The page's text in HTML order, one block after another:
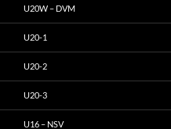
U20W – DVM
U20-1
U20-2
U20-3
U16 – NSV